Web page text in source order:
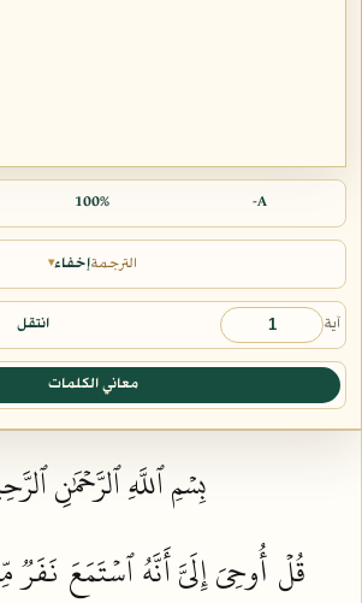
A-
100%
الترجمةإخفاء▾
آية انتقل
معاني الكلمات
بِسۡمِ ٱللَّهِ ٱلرَّحۡمَٰنِ
قُلۡ أُوحِيَإِلَيَّ أَنَّهُٱسۡتَمَعَ نَفَرٞ